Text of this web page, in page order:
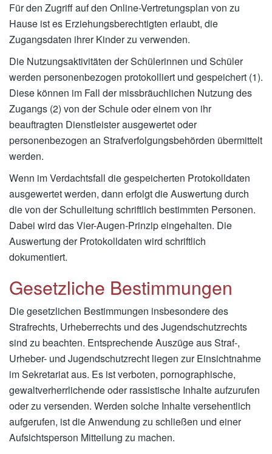
Für den Zugriff auf den Online-Vertretungsplan von zu
Hause ist es Erziehungsberechtigten erlaubt, die
Zugangsdaten ihrer Kinder zu verwenden.
Die Nutzungsaktivitäten der Schülerinnen und Schüler
werden personenbezogen protokolliert und gespeichert (1).
Diese können im Fall der missbräuchlichen Nutzung des
Zugangs (2) von der Schule oder einem von ihr
beauftragten Dienstleister ausgewertet oder
personenbezogen an Strafverfolgungsbehörden übermittelt
werden.
Wenn im Verdachtsfall die gespeicherten Protokolldaten
ausgewertet werden, dann erfolgt die Auswertung durch
die von der Schulleitung schriftlich bestimmten Personen.
Dabei wird das Vier-Augen-Prinzip eingehalten. Die
Auswertung der Protokolldaten wird schriftlich
dokumentiert.
Gesetzliche Bestimmungen
Die gesetzlichen Bestimmungen insbesondere des
Strafrechts, Urheberrechts und des Jugendschutzrechts
sind zu beachten. Entsprechende Auszüge aus Straf-,
Urheber- und Jugendschutzrecht liegen zur Einsichtnahme
im Sekretariat aus. Es ist verboten, pornographische,
gewaltverherrlichende oder rassistische Inhalte aufzurufen
oder zu versenden. Werden solche Inhalte versehentlich
aufgerufen, ist die Anwendung zu schließen und einer
Aufsichtsperson Mitteilung zu machen.